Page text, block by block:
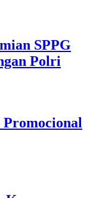
SPPG
Polri
Promocional